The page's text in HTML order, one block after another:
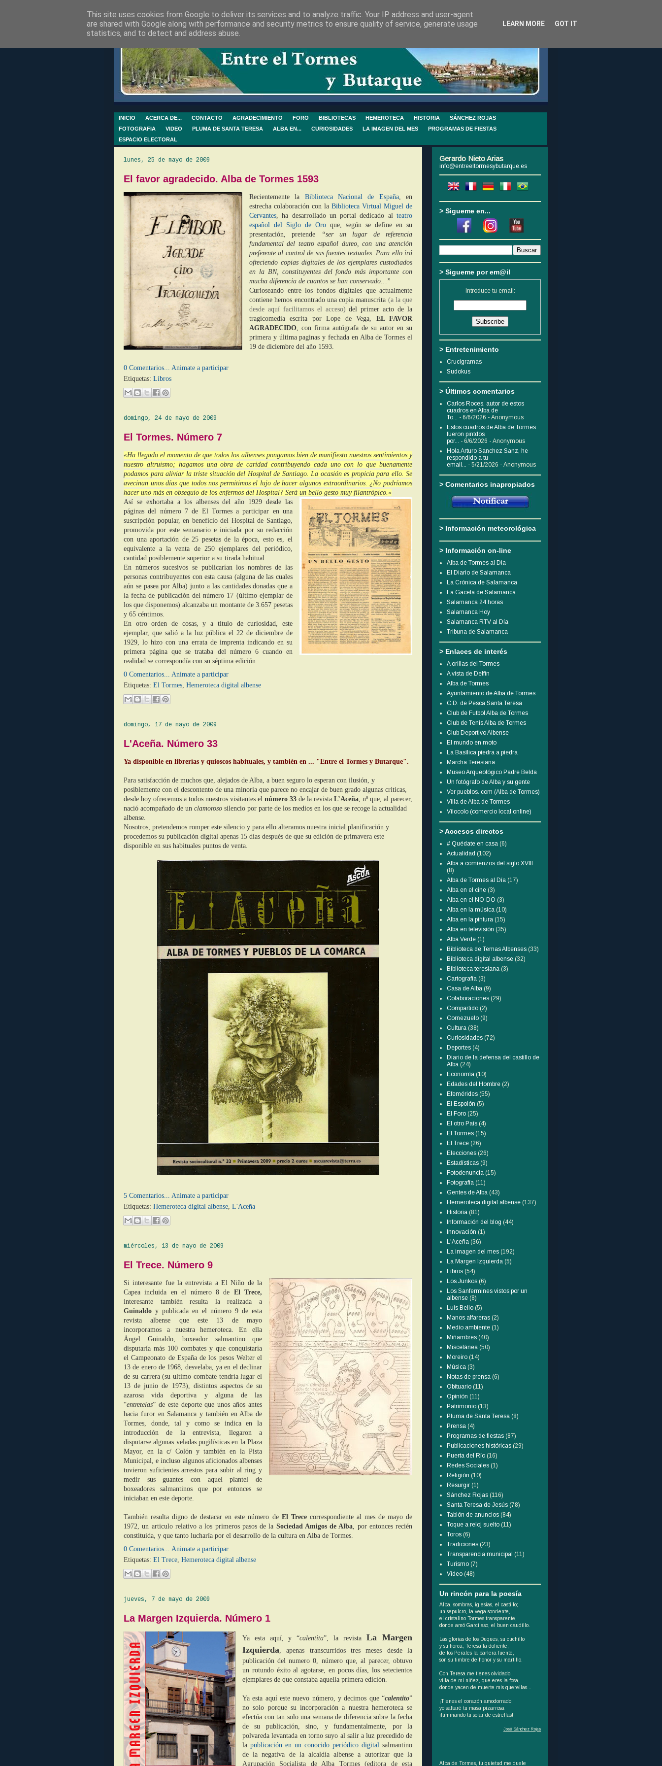
INICIO ACERCA DE... CONTACTO AGRADECIMIENTO FORO BIBLIOTECAS HEMEROTECA HISTORIA
SÁNCHEZ ROJAS
FOTOGRAFIA
VIDEO PLUMA DE SANTA TERESA ALBA EN... CURIOSIDADES LA IMAGEN DEL MES
PROGRAMAS DE FIESTAS
ESPACIO ELECTORAL
lunes, 25 de mayo de 2009
El favor agradecido. Alba de Tormes 1593
Recientemente la Biblioteca Nacional de España, en
estrecha colaboración con la Biblioteca Virtual Miguel de
Cervantes, ha desarrollado un portal dedicado al teatro
español del Siglo de Oro que, según se define en su
presentación, pretende
“ser un lugar de referencia
fundamental del teatro español áureo, con una atención
preferente al control de sus fuentes textuales. Para ello irá
ofreciendo copias digitales de los ejemplares custodiados
en la BN, constituyentes del fondo más importante con
mucha diferencia de cuantos se han conservado…”
Curioseando entre los fondos digitales que actualmente
contiene hemos encontrado una copia manuscrita (a la que
desde aquí facilitamos el acceso) del primer acto de la
tragicomedia escrita por Lope de Vega, EL FAVOR
AGRADECIDO, con firma autógrafa de su autor en su
primera y última paginas y fechada en Alba de Tormes el
19 de diciembre del año 1593.
0 Comentarios... Animate a participar
Etiquetas: Libros
domingo, 24 de mayo de 2009
El Tormes. Número 7
«Ha llegado el momento de que todos los albenses pongamos bien de manifiesto nuestros sentimientos y
nuestro altruismo; hagamos una obra de caridad contribuyendo cada uno con lo que buenamente
podamos para aliviar la triste situación del Hospital de Santiago. La ocasión es propicia para ello. Se
avecinan unos días que todos nos permitimos el lujo de hacer algunos extraordinarios. ¿No podríamos
hacer uno más en obsequio de los enfermos del Hospital? Será un bello gesto muy filantrópico.»
Así se exhortaba a los albenses del año 1929 desde las
páginas del número 7 de El Tormes a participar en una
suscripción popular, en beneficio del Hospital de Santiago,
promovida por este semanario e iniciada por su redacción
con una aportación de 25 pesetas de la época, esto es, el
equivalente a la venta de 250 ejemplares del periódico,
cantidad posiblemente superior a su tirada habitual.
En números sucesivos se publicarían los nombres de las
personas contribuyentes con esta causa (alguna de las cuales
aún se pasea por Alba) junto a las cantidades donadas que a
la fecha de publicación del número 17 (último ejemplar de
los que disponemos) alcanzaba un montante de 3.657 pesetas
y 65 céntimos.
En otro orden de cosas, y a titulo de curiosidad, este
ejemplar, que salió a la luz pública el 22 de diciembre de
1929, lo hizo con una errata de imprenta indicando en su
primera página que se trataba del número 6 cuando en
realidad se correspondía con su séptima edición.
0 Comentarios... Animate a participar
Etiquetas: El Tormes, Hemeroteca digital albense
domingo, 17 de mayo de 2009
L'Aceña. Número 33
Ya disponible en librerías y quioscos habituales, y también en ... "Entre el Tormes y Butarque".
Para satisfacción de muchos que, alejados de Alba, a buen seguro lo esperan con ilusión, y
posiblemente con el descontento de una minoría que parece no encajar de buen grado algunas criticas,
desde hoy ofrecemos a todos nuestros visitantes el número 33 de la revista L’Aceña, nº que, al parecer,
nació acompañado de un clamoroso silencio por parte de los medios en los que se recoge la actualidad
albense.
Nosotros, pretendemos romper este silencio y para ello alteramos nuestra inicial planificación y
procedemos su publicación digital apenas 15 días después de que su edición de primavera este
disponible en sus habituales puntos de venta.
5 Comentarios... Animate a participar
Etiquetas: Hemeroteca digital albense, L'Aceña
miércoles, 13 de mayo de 2009
El Trece. Número 9
Si interesante fue la entrevista a El Niño de la
Capea incluida en el número 8 de El Trece,
interesante también resulta la realizada a
Guinaldo y publicada en el número 9 de esta
revista albense que este 13 de mayo
incorporamos a nuestra hemeroteca. En ella
Ángel Guinaldo, boxeador salmantino que
disputaría más 100 combates y que conquistaría
el Campeonato de España de los pesos Welter el
13 de enero de 1968, desvelaba, ya en el declinar
de su carrera (su ultimo combate tendría lugar el
13 de junio de 1973), distintos aspectos de su
azarosa vida deportiva y alguna de las
“entretelas” de este deporte que unos años antes
hacia furor en Salamanca y también en Alba de
Tormes, donde, tal y como se indica en la
introducción de la entrevista, llegaron a
disputarse algunas veladas pugilísticas en la Plaza
Mayor, en la c/ Colón y también en la Pista
Municipal, e incluso algunos aficionados albenses
tuvieron suficientes arrestos para subir al ring y
medir sus guantes con aquel plantel de
boxeadores salmantinos que por entonces se
iniciaban en este deporte.
También resulta digno de destacar en este número de El Trececorrespondiente al mes de mayo de
1972, un articulo relativo a los primeros pasos de la Sociedad Amigos de Alba, por entonces recién
constituida, y que tanto lucharía por el desarrollo de la cultura en Alba de Tormes.
0 Comentarios... Animate a participar
Etiquetas: El Trece, Hemeroteca digital albense
jueves, 7 de mayo de 2009
La Margen Izquierda. Número 1
Ya esta aquí, y “calentita”, la revista
La Margen
Izquierda, apenas transcurridos tres meses desde la
publicación del numero 0, número que, al parecer, obtuvo
un rotundo éxito al agotarse, en pocos días, los setecientos
ejemplares de que constaba aquella primera edición.
Ya esta aquí este nuevo número, y decimos que “calentito”
no solo porque su incorporación a nuestra hemeroteca se
efectúa con tan solo una semana de diferencia sobre la fecha
de su publicación, sino, y fundamentalmente, por la
polvareda levantada en torno suyo al salir a luz precedido de
la publicación en un conocido periódico digital salmantino
de la negativa de la alcaldía albense a autorizar que la
Agrupación Socialista de Alba Tormes(editora de esta
Gerardo Nieto Arias
info@entreeltormesybutarque.es
> Sigueme en...
> Sigueme por em@il
Introduce tu email:
> Entretenimiento
Crucigramas
Sudokus
> Últimos comentarios
Carlos Roces, autor de estos
cuadros en Alba de
To... - 6/6/2026 - Anonymous
Estos cuadros de Alba de Tormes
fueron pintdos
por... - 6/6/2026 - Anonymous
Hola Arturo Sanchez Sanz, he
respondido a tu
email... - 5/21/2026 - Anonymous
> Comentarios inapropiados
> Información meteorológica
> Información on-line
Alba de Tormes al Dia
El Diario de Salamanca
La Crónica de Salamanca
La Gaceta de Salamanca
Salamanca 24 horas
Salamanca Hoy
Salamanca RTV al Día
Tribuna de Salamanca
> Enlaces de interés
A orillas del Tormes
A vista de Delfín
Alba de Tormes
Ayuntamiento de Alba de Tormes
C.D. de Pesca Santa Teresa
Club de Futbol Alba de Tormes
Club de Tenis Alba de Tormes
Club Deportivo Albense
El mundo en moto
La Basílica piedra a piedra
Marcha Teresiana
Museo Arqueológico Padre Belda
Un fotógrafo de Alba y su gente
Ver pueblos. com (Alba de Tormes)
Villa de Alba de Tormes
Vilocolo (comercio local online)
> Accesos directos
# Quédate en casa (6)
Actualidad (102)
Alba a comienzos del siglo XVIII
(8)
Alba de Tormes al Día (17)
Alba en el cine (3)
Alba en el NO-DO (3)
Alba en la música (10)
Alba en la pintura (15)
Alba en televisión (35)
Alba Verde (1)
Biblioteca de Temas Albenses (33)
Biblioteca digital albense (32)
Biblioteca teresiana (3)
Cartografía (3)
Casa de Alba (9)
Colaboraciones (29)
Compartido (2)
Cornezuelo (9)
Cultura (38)
Curiosidades (72)
Deportes (4)
Diario de la defensa del castillo de
Alba (24)
Economía (10)
Edades del Hombre (2)
Efemérides (55)
El Espolón (5)
El Foro (25)
El otro País (4)
El Tormes (15)
El Trece (26)
Elecciones (26)
Estadísticas (9)
Fotodenuncia (15)
Fotografía (11)
Gentes de Alba (43)
Hemeroteca digital albense (137)
Historia (81)
Información del blog (44)
Innovación (1)
L'Aceña (36)
La imagen del mes (192)
La Margen Izquierda (5)
Libros (54)
Los Junkos (6)
Los Sanfermines vistos por un
albense (8)
Luis Bello (5)
Manos alfareras (2)
Medio ambiente (1)
Miñambres (40)
Miscelánea (50)
Moreiro (14)
Música (3)
Notas de prensa (6)
Obituario (11)
Opinión (11)
Patrimonio (13)
Pluma de Santa Teresa (8)
Prensa (4)
Programas de fiestas (87)
Publicaciones históricas (29)
Puerta del Río (16)
Redes Sociales (1)
Religión (10)
Resurgir (1)
Sánchez Rojas (116)
Santa Teresa de Jesús (78)
Tablón de anuncios (84)
Toque a reloj suelto (11)
Toros (6)
Tradiciones (23)
Transparencia municipal (11)
Turismo (7)
Video (48)
Un rincón para la poesía
Alba, sombras, iglesias, el castillo;
un sepulcro, la vega sonriente,
el cristalino Tormes transparente,
donde amó Garcilaso, el buen caudillo.
Las glorias de los Duques, su cuchillo
y su horca, Teresa la doliente,
de los Perales la parlera fuente,
son su timbre de honor y su martillo.
Con Teresa me tienes olvidado,
villa de mi niñez, que eres la fosa,
donde yacen de muerte mis querellas...
¡Tienes el corazón amodorrado,
yo saltaré tu masa pizarrosa
iluminando tu solar de estrellas!
José Sánchez Rojas
Alba de Tormes, tu quietud me duele
This site uses cookies from Google to deliver its services and to analyze traffic. Your IP address and user-agent
are shared with Google along with performance and security metrics to ensure quality of service, generate usage
statistics, and to detect and address abuse.
LEARN MORE GOT IT